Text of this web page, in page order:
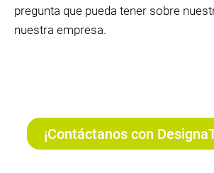
pregunta que pueda tener sobre
nuestra empresa.
¡Contáctanos con